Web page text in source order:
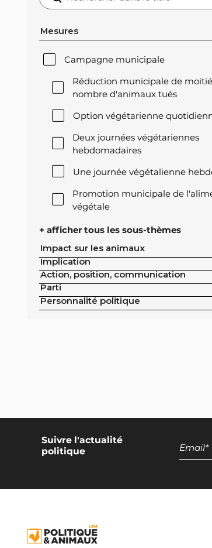
Mesures
Campagne municipale
Réduction municipale de
nombre d'animaux tués
Option végétarienne
Deux journées végétariennes
hebdomadaires
Une journée végétalienne
Promotion municipale de
végétale
Offre végétale lors des réceptions
Exclusion de l'élevage intensif
publics de la ville
Exclusion de la pisciculture des
publics de la ville
piscicoles
Mesures miroirs sur les produits
Interdiction des navires de
Interdiction nationale des
d’insectes
+ afficher tous les sous-thèmes
Impact sur les animaux
Implication
Action, position, communication
Parti
Personnalité politique
Suivre l'actualité
politique